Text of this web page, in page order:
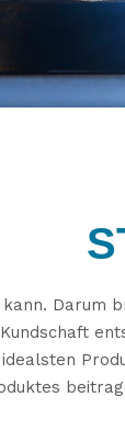
Darum